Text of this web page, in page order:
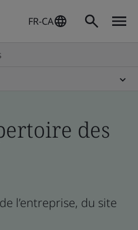
FR-CA
des
l’entreprise, du site